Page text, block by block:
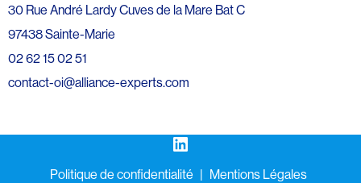
30 Rue André Lardy Cuves de la Mare Bat C
97438 Sainte-Marie
02 62 15 02 51
contact-oi@alliance-experts.com
LinkedIn
Politique de confidentialité
Mentions Légales